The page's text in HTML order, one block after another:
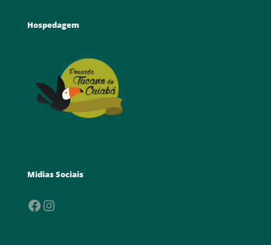
Hospedagem
Midias Sociais
Facebook
Instagram